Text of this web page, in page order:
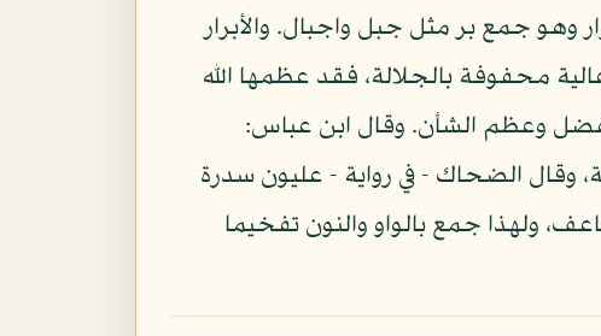
وهو جمع بر مثل جبل واجبال. والأبرار
محفوفة بالجلالة، فقد عظمها الله
وعظم الشأن. وقال ابن عباس:
وقال الضحاك - في رواية - عليون سدرة
ولهذا جمع بالواو والنون تفخيما